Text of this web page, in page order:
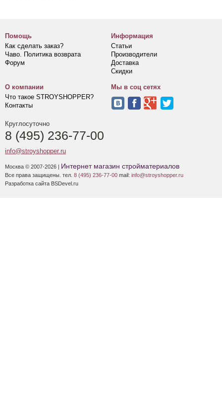
Помощь
Как сделать заказ?
Чаво. Политика возврата
Форум
Информация
Статьи
Производители
Доставка
Скидки
О компании
Что такое STROYSHOPPER?
Контакты
Мы в соц сетях
Круглосуточно
8 (495) 236-77-00
info@stroyshopper.ru
Москва © 2007-2026 | Интернет магазин стройматериалов
Все права защищены. тел. 8 (495) 236-77-00 mail: info@stroyshopper.ru
Разработка сайта BSDevel.ru